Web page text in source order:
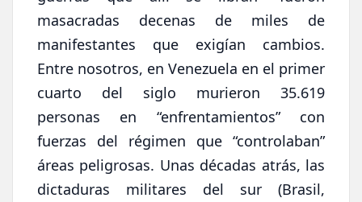
masacradas decenas de miles de
manifestantes que exigían cambios.
Entre nosotros, en Venezuela en el primer
cuarto del siglo murieron 35.619
personas en “enfrentamientos” con
fuerzas del régimen que “controlaban”
áreas peligrosas. Unas décadas atrás, las
dictaduras militares del sur (Brasil,